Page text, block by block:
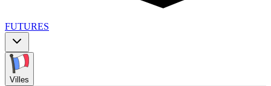
FUTURES
Villes